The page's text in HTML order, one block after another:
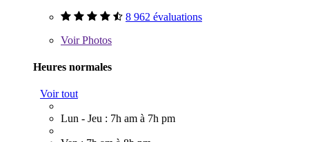
8 962 évaluations
VoirPhotos
Heures normales
Voir tout
Lun - Jeu : 7h am à 7h pm